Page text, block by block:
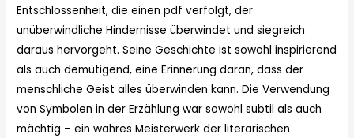
Entschlossenheit, die einen pdf verfolgt, der
unüberwindliche Hindernisse überwindet und siegreich
daraus hervorgeht. Seine Geschichte ist sowohl inspirierend
als auch demütigend, eine Erinnerung daran, dass der
menschliche Geist alles überwinden kann. Die Verwendung
von Symbolen in der Erzählung war sowohl subtil als auch
mächtig – ein wahres Meisterwerk der literarischen